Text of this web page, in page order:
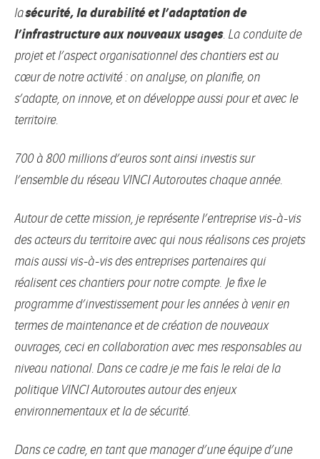
lasécurité, la durabilité et l’adaptation de
l’infrastructure aux nouveaux usages. La conduite de
projet et l’aspect organisationnel des chantiers est au
cœur de notre activité : on analyse, on planifie, on
s’adapte, on innove, et on développe aussi pour et avec le
territoire.
700 à 800 millions d’euros sont ainsi investis sur
l’ensemble du réseau VINCI Autoroutes chaque année.
Autour de cette mission, je représente l’entreprise vis-à-vis
des acteurs du territoire avec qui nous réalisons ces projets
mais aussi vis-à-vis des entreprises partenaires qui
réalisent ces chantiers pour notre compte. Je fixe le
programme d’investissement pour les années à venir en
termes de maintenance et de création de nouveaux
ouvrages, ceci en collaboration avec mes responsables au
niveau national. Dans ce cadre je me fais le relai de la
politique VINCI Autoroutes autour des enjeux
environnementaux et la de sécurité.
Dans ce cadre, en tant que manager d’une équipe d’une